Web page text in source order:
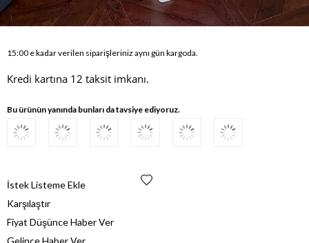
15:00 e kadar verilen siparişleriniz aynı gün kargoda.
Kredi kartına 12 taksit imkanı.
Bu ürünün yanında bunları da tavsiye ediyoruz.
İstek Listeme Ekle
Karşılaştır
Fiyat Düşünce Haber Ver